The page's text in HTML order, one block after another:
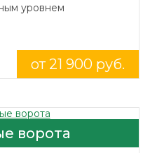
уровнем
от 21 900 руб.
ворота